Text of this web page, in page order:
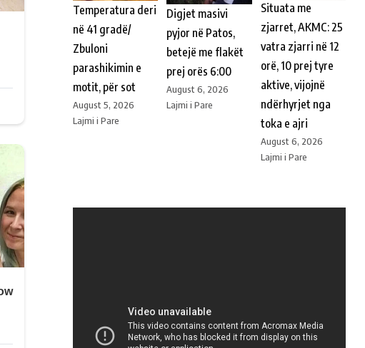
Temperatura deri
në 41 gradë/
Zbuloni
parashikimin e
motit, për sot
August 5, 2026
Lajmi i Pare
Digjet masivi
pyjor në Patos,
betejë me flakët
prej orës 6:00
August 6, 2026
Lajmi i Pare
Situata me
zjarret, AKMC: 25
vatra zjarri në 12
orë, 10 prej tyre
aktive, vijojnë
ndërhyrjet nga
toka e ajri
August 6, 2026
Lajmi i Pare